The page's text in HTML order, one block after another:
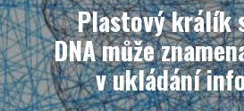
Plastový králík
DNA může
v ukládání